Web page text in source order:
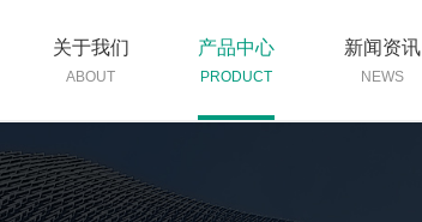
关于我们
ABOUT
产品中心
PRODUCT
新闻资讯
NEWS